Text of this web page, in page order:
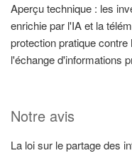
Aperçu technique : les
enrichie par l'IA et la
protection pratique
l'échange d'informations
Notre avis
La loi sur le partage des